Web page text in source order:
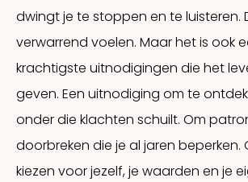
dwingt je te stoppen en te luisteren.
verwarrend voelen. Maar het is ook
krachtigste uitnodigingen die het
geven. Een uitnodiging om te
onder die klachten schuilt. Om
doorbreken die je al jaren beperken.
kiezen voor jezelf, je waarden en je